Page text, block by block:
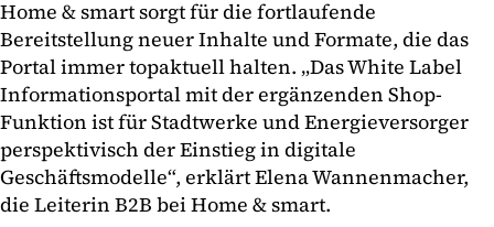
Home & smart sorgt für die fortlaufende
Bereitstellung neuer Inhalte und Formate, die das
Portal immer topaktuell halten. „Das White Label
Informationsportal mit der ergänzenden Shop-
Funktion ist für Stadtwerke und Energieversorger
perspektivisch der Einstieg in digitale
Geschäftsmodelle“, erklärt Elena Wannenmacher,
die Leiterin B2B bei Home & smart.